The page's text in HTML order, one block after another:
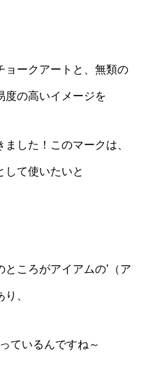
ョークアートと、無類の
度の高いイメージを
した！このマークは、
して使いたいと
ころがアイアムの’（ア
、
ているんですね～